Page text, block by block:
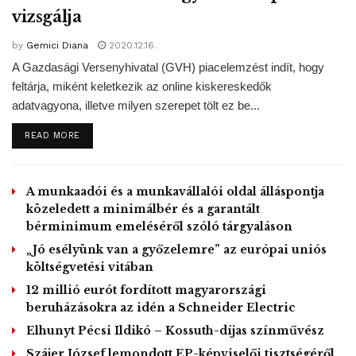
támogatták.
A kiskereskedelemnek további lökést adhat az új
lakások átadási hulláma, valamint a családvédelmi
akcióterv is. A koronavíruspánik hatására az
élelmiszerüzletek forgalma február végén-március elején
kiemelkedő növekedést mutathatott, azonban a
lassulhat az értékesítés, ezzel szemben a többi
kategóriában az óvatosság miatt átmenetileg lassulhat a
forgalom növekedése. A járvány csillapodása után
azonban a háztartások pótolhatják az elhalasztott
vásárlásokat.
makrogazdasági üzletágvezetője kiemelte, hogy a
vizsgálja
by Gemici Diana 2020.12.16.
A Gazdasági Versenyhivatal (GVH) piacelemzést indít, hogy
feltárja, miként keletkezik az online kiskereskedők
adatvagyona, illetve milyen szerepet tölt ez be...
READ MOREDETAILS
A munkaadói és a munkavállalói oldal álláspontja
közeledett a minimálbér és a garantált
bérminimum emeléséről szóló tárgyaláson
„Jó esélyünk van a győzelemre” az európai uniós
költségvetési vitában
12 millió eurót fordított magyarországi
beruházásokra az idén a Schneider Electric
Elhunyt Pécsi Ildikó – Kossuth-díjas színművész